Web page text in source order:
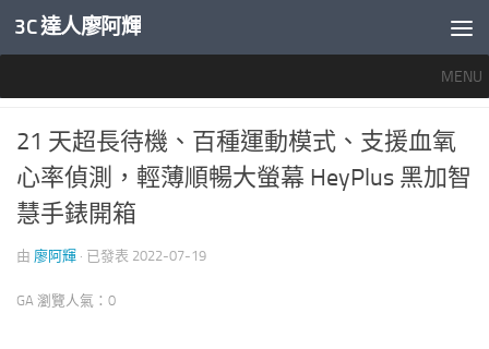
內文下方
3C 達人廖阿輝
MENU
0
21 天超長待機、百種運動模式、支援血氧
心率偵測，輕薄順暢大螢幕 HeyPlus 黑加智
慧手錶開箱
由 廖阿輝 · 已發表 2022-07-19
GA 瀏覽人氣：0